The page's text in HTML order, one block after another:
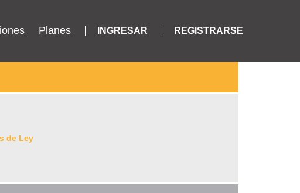
Planes INGRESAR REGISTRARSE
de Ley